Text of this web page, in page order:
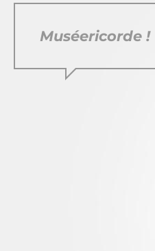
Muséericorde !